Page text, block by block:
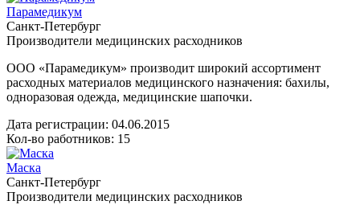
Парамедикум
Санкт-Петербург
Производители медицинских расходников
ООО «Парамедикум» производит широкий ассортимент
расходных материалов медицинского назначения: бахилы,
одноразовая одежда, медицинские шапочки.
Дата регистрации: 04.06.2015
Кол-во работников: 15
Маска
Санкт-Петербург
Производители медицинских расходников